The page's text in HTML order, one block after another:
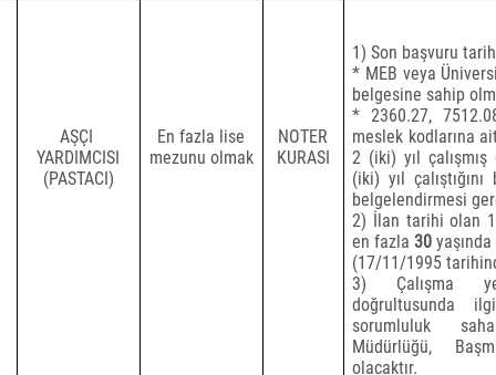
AŞÇI
YARDIMCISI
(PASTACI)
En fazla lise
mezunu olmak
NOTER
KURASI
1) Son başvuru
* MEB veya
belgesine sahip
* 2360.27,
meslek kodlarına
2 (iki) yıl
(iki) yıl
belgelendirmesi
2) İlan tarihi olan
en fazla30
(17/11/1995
3) Çalışma
doğrultusunda
sorumluluk
Müdürlüğü,
olacaktır.